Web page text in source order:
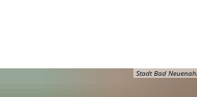
Stadt Bad